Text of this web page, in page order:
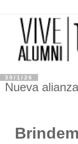
30/1/26
Nueva